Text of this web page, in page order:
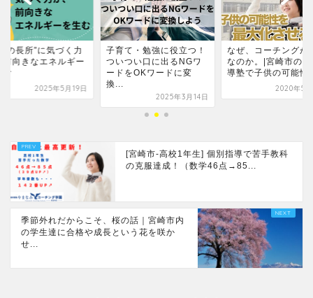
て・勉強に役立つ！
つい口に出るNGワ
をOKワードに変
なぜ、コーチングが必要
なのか。|宮崎市の個別指
導塾で子供の可能性を...
“自分の長所”に気づ
が、前向きなエネル
を生む
2025年5
[宮崎市-高校1年生] 個別指導で苦手教科
の克服達成！（数学46点→85...
季節外れだからこそ、桜の話｜宮崎市内
の学生達に合格や成長という花を咲か
せ...